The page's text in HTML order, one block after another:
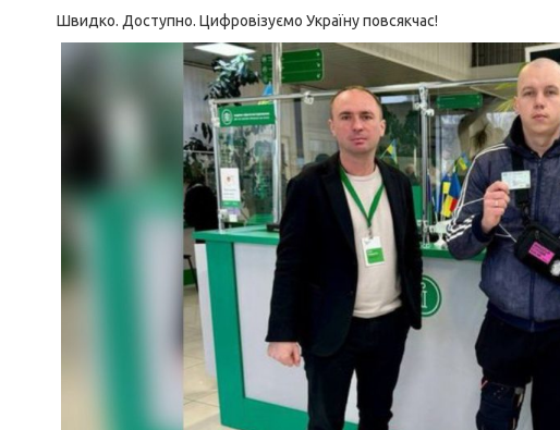
Швидко. Доступно. Цифровізуємо Україну повсякчас!